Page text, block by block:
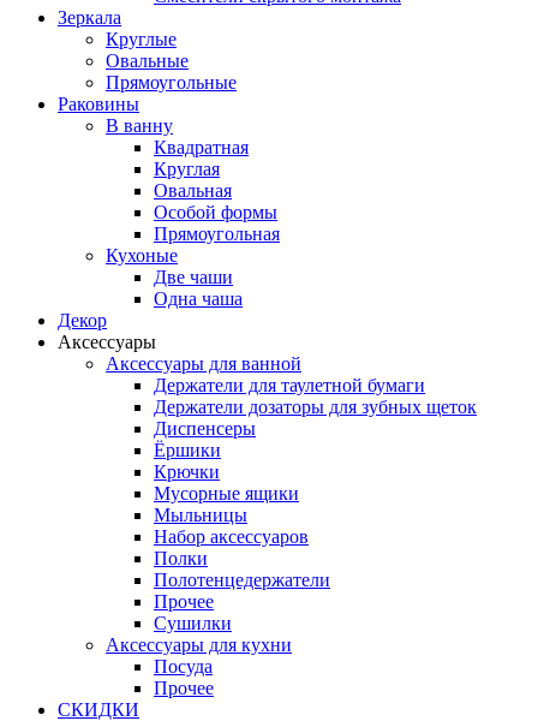
Зеркала
Круглые
Овальные
Прямоугольные
Раковины
В ванну
Квадратная
Круглая
Овальная
Особой формы
Прямоугольная
Кухоные
Две чаши
Одна чаша
Декор
Аксессуары
Аксессуары для ванной
Держатели для таулетной бумаги
Держатели дозаторы для зубных щеток
Диспенсеры
Ёршики
Крючки
Мусорные ящики
Мыльницы
Набор аксессуаров
Полки
Полотенцедержатели
Прочее
Сушилки
Аксессуары для кухни
Посуда
Прочее
СКИДКИ